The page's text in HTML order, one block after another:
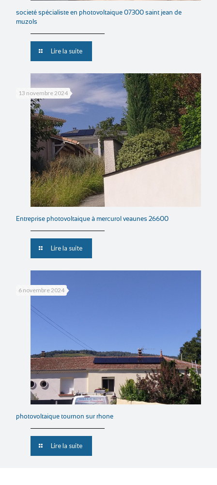
societé spécialiste en photovoltaique 07300 saint jean de
muzols
Lire la suite
13 novembre 2024
Entreprise photovoltaique à mercurol veaunes 26600
Lire la suite
6 novembre 2024
photovoltaique tournon sur rhone
Lire la suite